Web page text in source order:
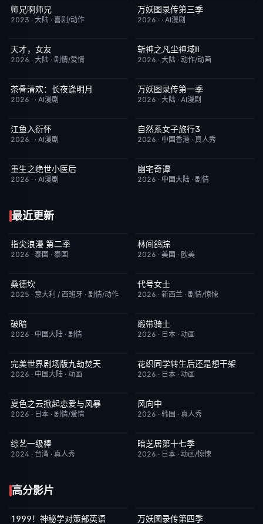
更新至第153集
师兄啊师兄
2023 · 大陆 · 喜剧/动作
完结
万妖图录传第三季
2026 · · AI漫剧
更新至第18集
天才，女友
2026 · 大陆 · 剧情/爱情
更新至第09集
斩神之凡尘神域Ⅱ
2026 · 大陆 · 动作/动画
完结
茶骨清欢：长夜逢明月
2026 · · AI漫剧
完结
万妖图录传第一季
2026 · 大陆 · AI漫剧
完结
江鱼入衍怀
2026 · · AI漫剧
已完结
自然系女子旅行3
2026 · 中国香港 · 真人秀
完结
重生之绝世小医后
2026 · · AI漫剧
完结
幽宅奇谭
2026 · 中国大陆 · 剧情
最近更新
更新至第01集
指尖浪漫 第二季
2026 · 泰国 · 泰国
更新至第01集
林间鸽踪
2026 · 美国 · 欧美
完结
桑德坎
2025 · 意大利 / 西班牙 · 剧情/动作
完结
代号女士
2026 · 新西兰 · 剧情/惊悚
今日更新
破暗
2026 · 中国大陆 · 剧情
HD中字
缎带骑士
2026 · 日本 · 动画
HD国语
完美世界剧场版九劫焚天
2026 · 中国大陆 · 动画
更新至第05集
花织同学转生后还是想干架
2026 · 日本 · 动画
更新至第05集
夏色之云掀起恋爱与风暴
2026 · 日本 · 剧情/爱情
更新至第02集
风向中
2026 · 韩国 · 真人秀
更新至110期
综艺一级棒
2024 · 台湾 · 真人秀
更新至第04集
暗芝居第十七季
2026 · 日本 · 动画/惊悚
高分影片
更新至第3集 10.0
1999！神秘学对策部英语 完结
万妖图录传第四季